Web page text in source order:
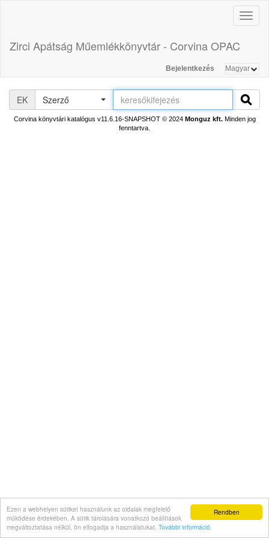
Rendben
Ezen a webhelyen sütiket használunk az oldalak megfelelő
működése érdekében. A sütik tárolására vonatkozó beállítások
megváltoztatása nélkül, ön elfogadja a használatukat. További információ.
Zirci Apátság Műemlékkönyvtár - Corvina OPAC
Bejelentkezés
EK Szerző
Corvina könyvtári katalógus v11.6.16-SNAPSHOT© 2024 Monguz kft.Minden jog
fenntartva.